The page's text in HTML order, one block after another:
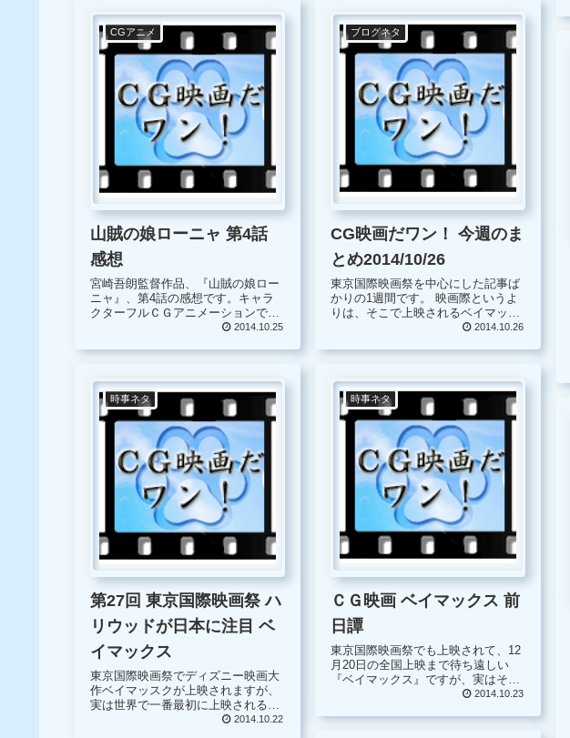
て...
ブログネタ
CG映画だワン！ 今週のま
とめ2014/10/26
東京国際映画祭を中心にした記事ば
かりの1週間です。 映画際というよ
りは、そこで上映されるベイマック
スに注目しており、チケットも狙っ
高く、入手する事が出来ませんでし
ていま...
2014.10.26
CGアニメ
山賊の娘ローニャ 第4話
感想
宮崎吾朗監督作品、『山賊の娘ロー
ニャ』、第4話の感想です。キャラ
クターフルＣＧアニメーションであ
るという事と、一部背景もＣＧで作
作品です。 4話迄放送しています
いのが、正...
2014.10.25
時事ネタ
ＣＧ映画 ベイマックス 前
日譚
東京国際映画祭でも上映されて、12
月20日の全国上映まで待ち遠しい
『ベイマックス』ですが、実はその
前日譚、映画本編のプロローグが漫
のは、日本が誇る発行部数ＮＯ１の
2014.10.23
時事ネタ
第27回 東京国際映画祭 ハ
リウッドが日本に注目 ベ
イマックス
東京国際映画祭でディズニー映画大
作ベイマッスクが上映されますが、
実は世界で一番最初に上映されるの
が、日本の東京国際映画祭なので
2014.10.22